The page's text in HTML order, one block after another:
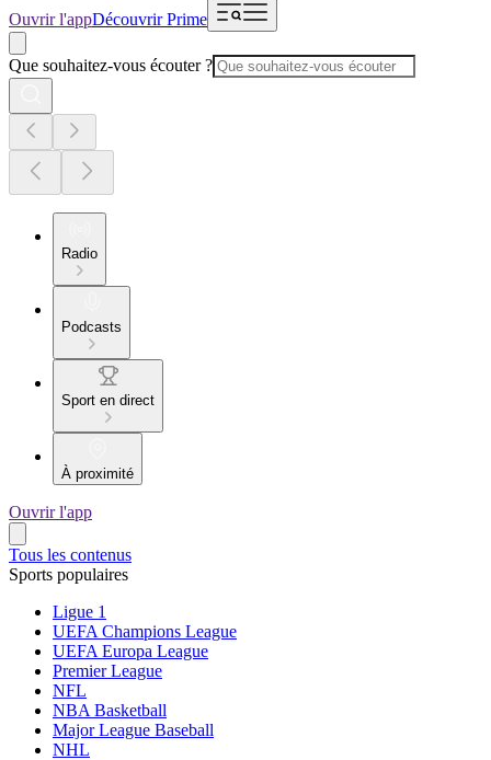
Ouvrir l'appDécouvrir Prime
Que souhaitez-vous écouter ?
Radio
Podcasts
Sport en direct
À proximité
Ouvrir l'app
Tous les contenus
Sports populaires
Ligue 1
UEFA Champions League
UEFA Europa League
Premier League
NFL
NBA Basketball
Major League Baseball
NHL